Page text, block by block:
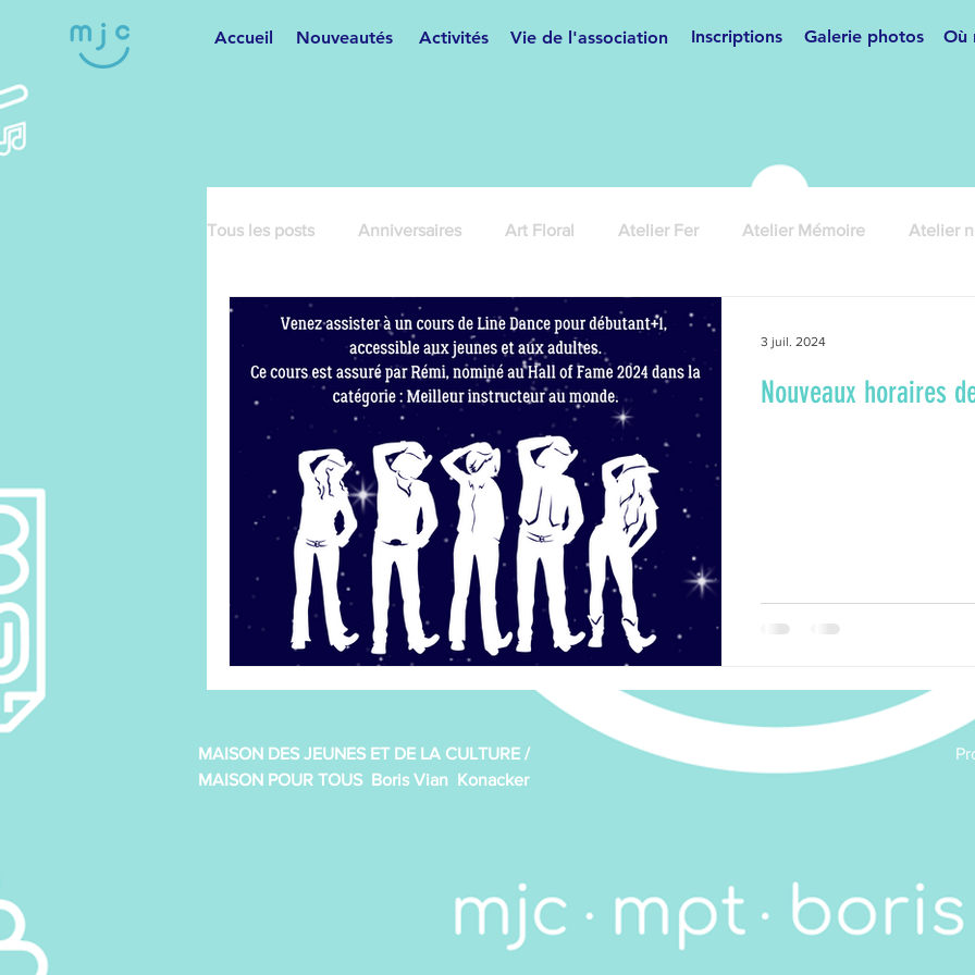
Accueil Nouveautés Activités Vie de l'association Inscriptions Galerie photos Où
Tous les posts Anniversaires Art Floral Atelier Fer Atelier Mémoire Atelier
Cartonnage Cours de danses Cours de français
Danses variées Fêtes et manifestations Hip Hop/Breakdance Informatique
Line Dance Loisirs créatifs Marche News de la MJC
P'tits pâtissiers enfant Qi gong Scrabble Solidarité de proximité
Tricot/crochet
Nouveaux horaires
3 juil. 2024
MAISON DES JEUNES ET DE LA CULTURE /
MAISON POUR TOUS Boris Vian Konacker